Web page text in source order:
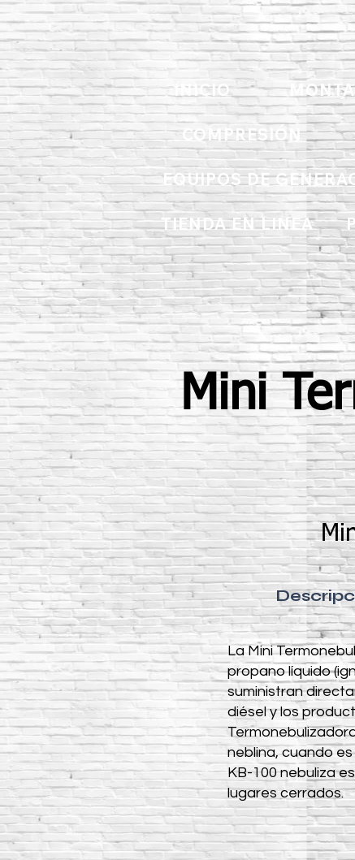
INICIO
COMPRESIÓN
EQUIPOS DE
TIENDA EN LINEA
Mini
La Mini
propano líquido
suministran
diésel y los
neblina, cuando
KB-100 nebuliza
lugares cerrados.